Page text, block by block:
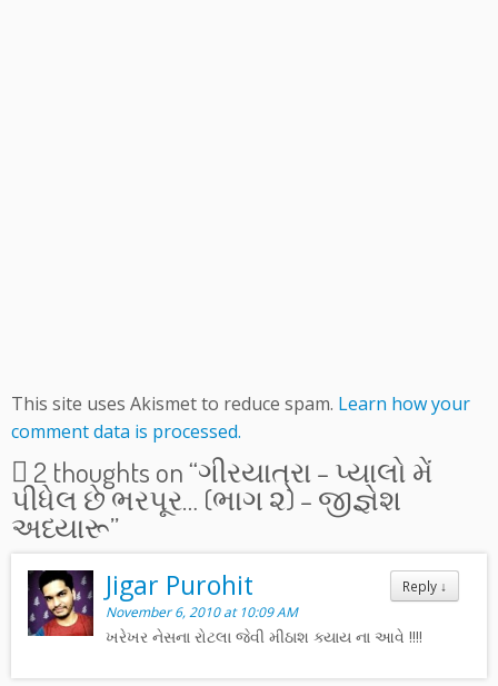
This site uses Akismet to reduce spam. Learn how your
comment data is processed.
2 thoughts on “ગીરયાત્રા – પ્યાલો મેં
પીધેલ છે ભરપૂર… (ભાગ ૨) – જીજ્ઞેશ
અધ્યારૂ”
Reply ↓
Jigar Purohit
November 6, 2010 at 10:09 AM
ખરેખર નેસના રોટલા જેવી મીઠાશ ક્યાય ના આવે !!!!